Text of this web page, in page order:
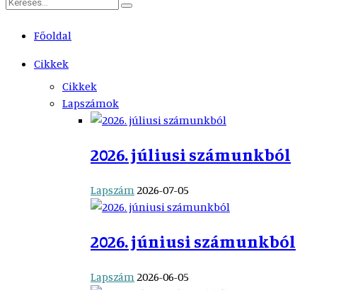
Főoldal
Cikkek
Cikkek
Lapszámok
2026. júliusi számunkból
Lapszám 2026-07-05
2026. júniusi számunkból
Lapszám 2026-06-05